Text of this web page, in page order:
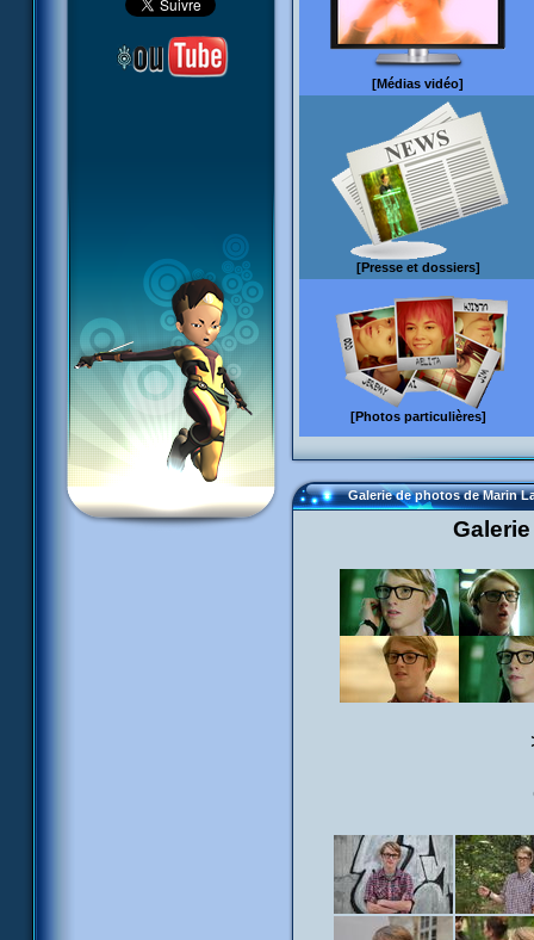
[Médias vidéo]
[Presse et dossiers]
[Photos particulières]
Galerie de photos de Marin